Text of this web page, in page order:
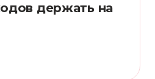
держать на